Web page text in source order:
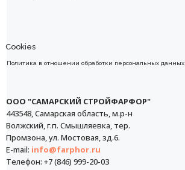
Политика в отношении обработки персональных данных
ООО "САМАРСКИЙ СТРОЙФАРФОР"
443548, Самарская область, м.р-н
Волжский, г.п. Смышляевка, тер.
Промзона, ул. Мостовая, зд.6.
E-mail: info@farphor.ru
Телефон: +7 (846) 999-20-03
Cookies